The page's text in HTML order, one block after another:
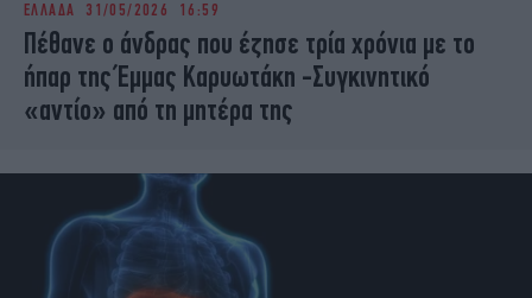
iBOOKS
OSCARS
THE OCEAN
MEDIA
ELAMEFORA
ΕΛΛΑΔΑ 31/05/2026 16:59
Πέθανε ο άνδρας που έζησε τρία χρόνια με το
ήπαρ της Έμμας Καρυωτάκη -Συγκινητικό
«αντίο» από τη μητέρα της